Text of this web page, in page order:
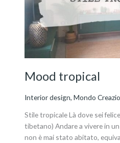
Mood tropical
Interior design,Mondo
Stile tropicale Là dove sei
tibetano) Andare a vivere in
non è mai stato abitato,